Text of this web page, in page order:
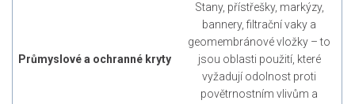
Průmyslové a ochranné kryty
Stany, přístřešky, markýzy,
bannery, filtrační vaky a
geomembránové vložky – to
jsou oblasti použití, které
vyžadují odolnost proti
povětrnostním vlivům a